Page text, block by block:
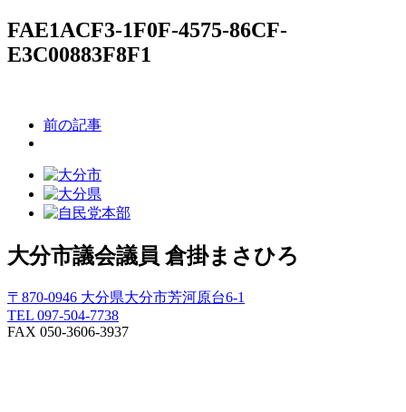
FAE1ACF3-1F0F-4575-86CF-
E3C00883F8F1
前の記事
大分市議会議員 倉掛まさひろ
〒870-0946 大分県大分市芳河原台6-1
TEL 097-504-7738
FAX 050-3606-3937